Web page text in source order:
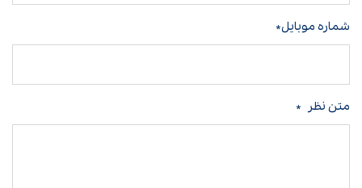
شماره موبایل*
متن نظر *